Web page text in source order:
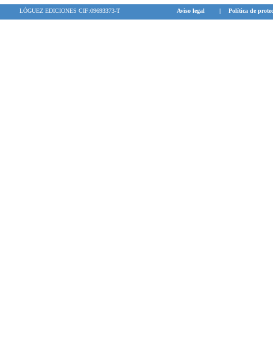
LÓGUEZ EDICIONES CIF:09693373-T Aviso legal | Política de